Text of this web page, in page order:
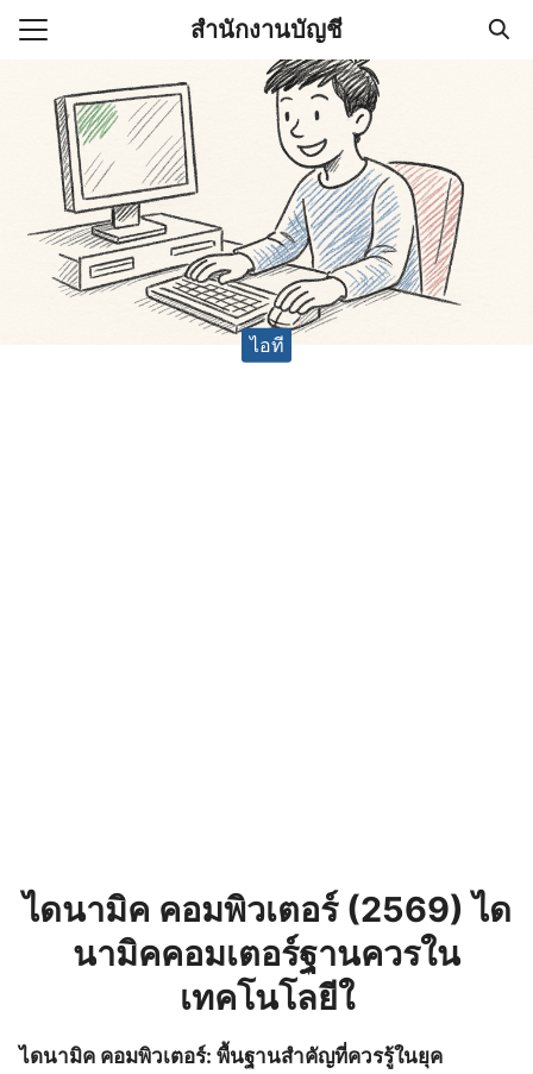
Skip
สำนักงานบัญชี
(ไม่มีชื่อ)
านบัญชี (Accounting
ช่วยสำคัญในการบริหาร
ไอที
ไดนามิค คอมพิวเตอร์ (2569) ได
นามิคคอมเตอร์ฐานควรใน
เทคโนโลยีใ
ไดนามิค คอมพิวเตอร์: พื้นฐานสำคัญที่ควรรู้ในยุค